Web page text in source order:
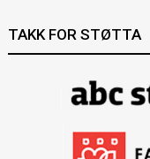
TAKK FOR STØTTA